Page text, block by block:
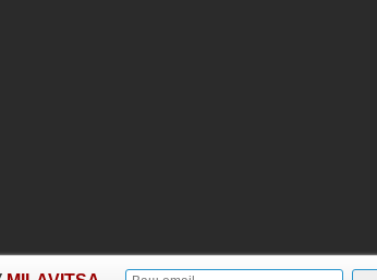
© Milavitsa.